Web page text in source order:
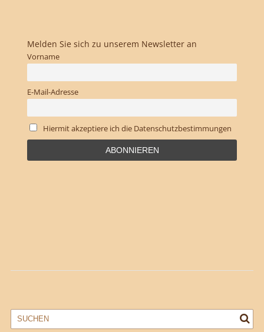
Melden Sie sich zu unserem Newsletter an
Vorname
E-Mail-Adresse
Hiermit akzeptiere ich die Datenschutzbestimmungen